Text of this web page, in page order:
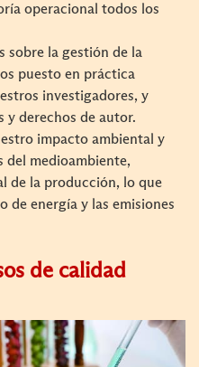
operacional todos los
sobre la gestión de la
puesto en práctica
investigadores, y
y derechos de autor.
impacto ambiental y
del medioambiente,
de la producción, lo que
de energía y las emisiones
de calidad